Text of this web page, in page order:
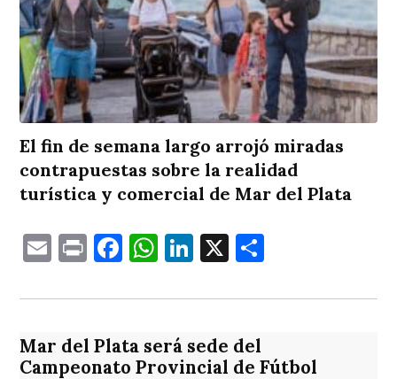
El fin de semana largo arrojó miradas
contrapuestas sobre la realidad
turística y comercial de Mar del Plata
EmailPrintFacebook
WhatsApp
LinkedIn
X
Mar del Plata será sede del
Campeonato Provincial de Fútbol